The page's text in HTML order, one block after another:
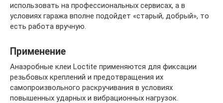
использовать на профессиональных сервисах, а в
условиях гаража вполне подойдет «старый, добрый», то
есть работа вручную.
Применение
Анаэробные клеи Loctite применяются для фиксации
резьбовых креплений и предотвращения их
самопроизвольного раскручивания в условиях
повышенных ударных и вибрационных нагрузок.